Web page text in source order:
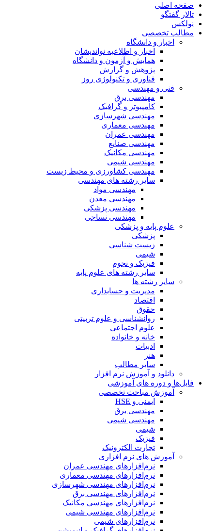
صفحه اصلی
تالار گفتگو
نولکس
مطالب تخصصی
اخبار و دانشگاه
اخبار و اطلاعیه نواندیشان
همایش و آزمون و دانشگاه
پژوهش و گزارش
فناوری و تکنولوژی روز
فنی و مهندسی
مهندسی برق
کامپیوتر و گرافیک
مهندسی شهرسازی
مهندسی معماری
مهندسی عمران
مهندسی صنایع
مهندسی مکانیک
مهندسی شیمی
مهندسی کشاورزی و محیط زیست
سایر رشته های مهندسی
مهندسی مواد
مهندسی معدن
مهندسی پزشکی
مهندسی نساجی
علوم پایه و پزشکی
پزشکی
زیست شناسی
شیمی
فیزیک و نجوم
سایر رشته های علوم پایه
سایر رشته ها
مدیریت و حسابداری
اقتصاد
حقوق
روانشناسی و علوم تربیتی
علوم اجتماعی
خانه و خانواده
ادبیات
هنر
سایر مطالب
دانلود و آموزش نرم افزار
فایل‌ها و دوره های آموزشی
آموزش مباحث تخصصی
ایمنی و HSE
مهندسی برق
مهندسی شیمی
شیمی
فیزیک
تجارت الکترونیک
آموزش های نرم افزاری
نرم‌افزارهای مهندسی عمران
نرم‌افزارهای مهندسی معماری
نرم‌افزارهای مهندسی شهرسازی
نرم‌افزارهای مهندسی برق
نرم‌افزارهای مهندسی مکانیک
نرم‌افزارهای مهندسی شیمی
نرم‌افزارهای شیمی